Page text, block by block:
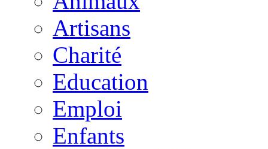
Artisans
Charité
Education
Emploi
Enfants